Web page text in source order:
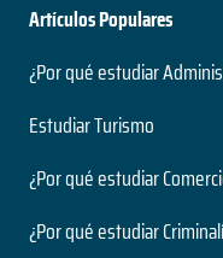
Artículos Populares
¿Por qué estudiar
Estudiar Turismo
¿Por qué estudiar
¿Por qué estudiar